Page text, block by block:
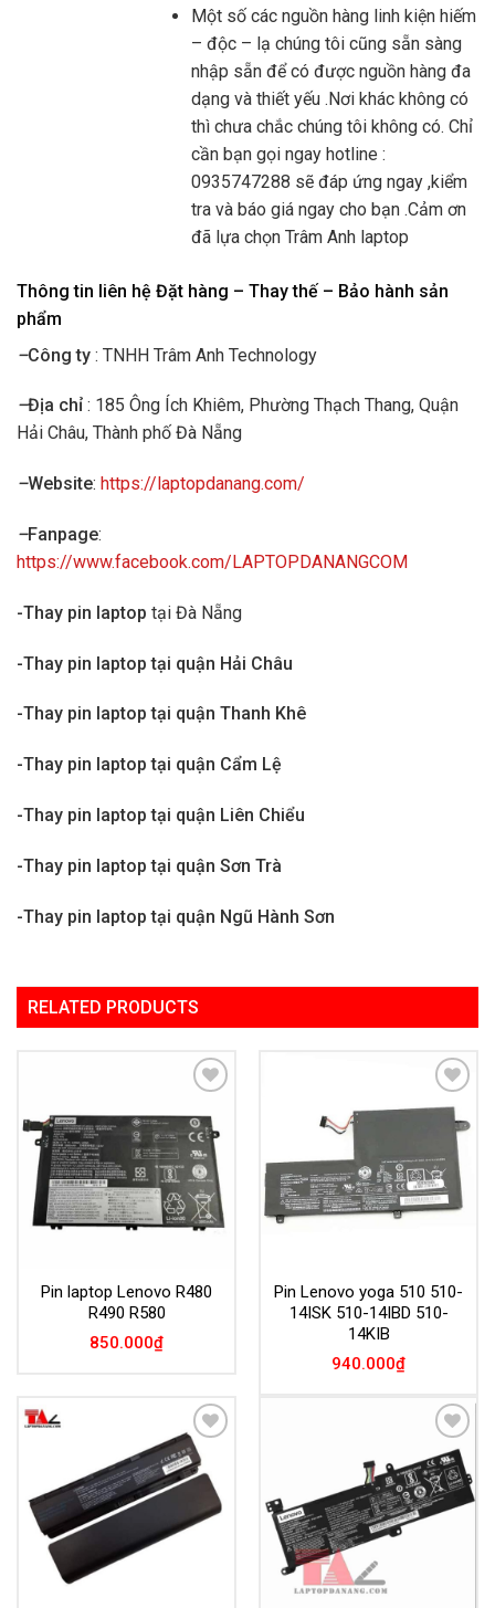
Một số các nguồn hàng linh kiện hiếm
– độc – lạ chúng tôi cũng sẵn sàng
nhập sẵn để có được nguồn hàng đa
dạng và thiết yếu .Nơi khác không có
thì chưa chắc chúng tôi không có. Chỉ
cần bạn gọi ngay hotline :
0935747288 sẽ đáp ứng ngay ,kiểm
tra và báo giá ngay cho bạn .Cảm ơn
đã lựa chọn Trâm Anh laptop
Thông tin liên hệ Đặt hàng – Thay thế – Bảo hành sản
phẩm
–Công ty : TNHH Trâm Anh Technology
–Địa chỉ : 185 Ông Ích Khiêm, Phường Thạch Thang, Quận
Hải Châu, Thành phố Đà Nẵng
–Website: https://laptopdanang.com/
–Fanpage:
https://www.facebook.com/LAPTOPDANANGCOM
-Thay pin laptop tại Đà Nẵng
-Thay pin laptop tại quận Hải Châu
-Thay pin laptop tại quận Thanh Khê
-Thay pin laptop tại quận Cẩm Lệ
-Thay pin laptop tại quận Liên Chiểu
-Thay pin laptop tại quận Sơn Trà
-Thay pin laptop tại quận Ngũ Hành Sơn
RELATED PRODUCTS
Wishlist
Pin laptop Lenovo R480
R490 R580
850.000₫
Add to
Wishlist
Pin Lenovo yoga 510 510-
14ISK 510-14IBD 510-
14KIB
940.000₫
Add to
Wishlist
Add to
Wishlist